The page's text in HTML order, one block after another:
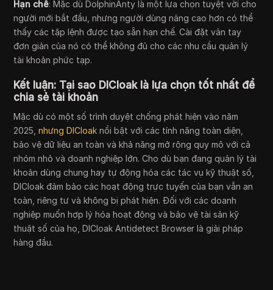
Hạn chế: Mặc dù DolphinAnty là một lựa chọn tuyệt vời cho
người mới bắt đầu, nhưng người dùng nâng cao hơn có thể
thấy các tập lệnh được tạo sẵn hạn chế. Cài đặt vân tay
đơn giản của nó có thể không đủ cho các nhu cầu quản lý
tài khoản phức tạp.
Kết luận: Tại sao DICloak là lựa chọn tốt nhất để
chia sẻ tài khoản
Mặc dù có một số trình duyệt chống phát hiện vào năm
2025,nhưng DICloak nổi bật với các tính năng toàn diện,
bảo vệ dữ liệu an toàn và khả năng mở rộng quy mô với cả
nhóm nhỏ và doanh nghiệp lớn. Cho dù bạn đang quản lý tài
khoản dùng chung hay tự động hóa các tác vụ kỹ thuật số,
DICloak đảm bảo các hoạt động trực tuyến của bạn vẫn an
toàn, riêng tư và không bị phát hiện. Đối với các doanh
nghiệp muốn hợp lý hóa hoạt động và bảo vệ tài sản kỹ
thuật số của họ, DICloak Antidetect Browser là giải pháp
hàng đầu.